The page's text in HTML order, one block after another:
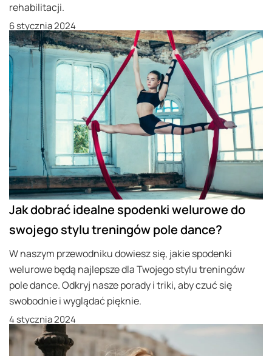
rehabilitacji.
6 stycznia 2024
Jak dobrać idealne spodenki welurowe do
swojego stylu treningów pole dance?
W naszym przewodniku dowiesz się, jakie spodenki
welurowe będą najlepsze dla Twojego stylu treningów
pole dance. Odkryj nasze porady i triki, aby czuć się
swobodnie i wyglądać pięknie.
4 stycznia 2024